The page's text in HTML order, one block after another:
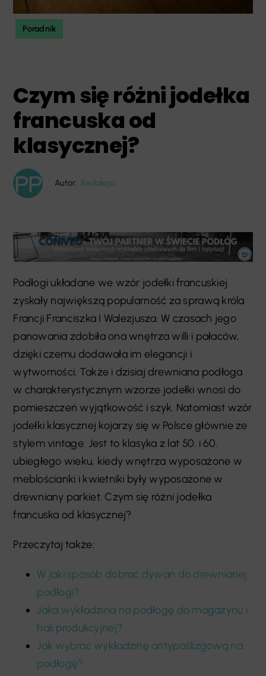
Poradnik
Czym się różni jodełka
francuska od
klasycznej?
Autor: Redakcja
Podłogi układane we wzór jodełki francuskiej
zyskały największą popularność za sprawą króla
Francji Franciszka I Walezjusza. W czasach jego
panowania zdobiła ona wnętrza willi i pałaców,
dzięki czemu dodawała im elegancji i
wytworności. Także i dzisiaj drewniana podłoga
w charakterystycznym wzorze jodełki wnosi do
pomieszczeń wyjątkowość i szyk. Natomiast wzór
jodełki klasycznej kojarzy się w Polsce głównie ze
stylem vintage. Jest to klasyka z lat 50. i 60.
ubiegłego wieku, kiedy wnętrza wyposażone w
meblościanki i kwietniki były wyposażone w
drewniany parkiet. Czym się różni jodełka
francuska od klasycznej?
Przeczytaj także:
W jaki sposób dobrać dywan do drewnianej
podłogi?
Jaka wykładzina na podłogę do magazynu i
hali produkcyjnej?
Jak wybrać wykładzinę antypoślizgową na
podłogę?